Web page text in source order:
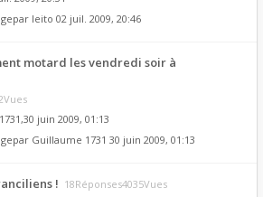
leito 02 juil. 2009, 20:46
motard les vendredi soir à
,30 juin 2009, 01:13
Guillaume 1731 30 juin 2009, 01:13
! 18Réponses4035Vues